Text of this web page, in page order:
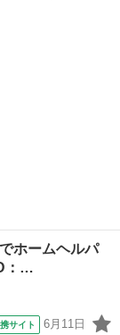
ホームヘルパ
：…
サイト 6月11日